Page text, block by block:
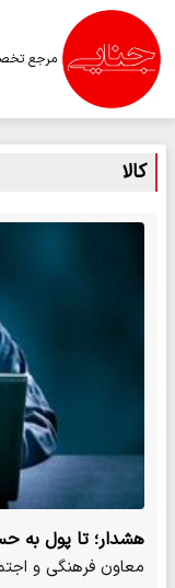
مرجع
کالا
هشدار؛ تا پول به
معاون فرهنگی و